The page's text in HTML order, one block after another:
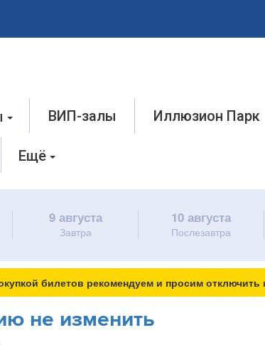
ВИП-залы Иллюзион Парк
Ещё
9 августа
Завтра
10 августа
Послезавтра
билетов рекомендуем и просим отключить
не изменить